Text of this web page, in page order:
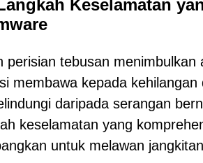
Keselamatan
perisian tebusan
membawa kepada
daripada serangan
keselamatan yang
untuk melawan